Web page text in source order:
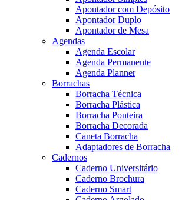
Apontador com Depósito
Apontador Duplo
Apontador de Mesa
Agendas
Agenda Escolar
Agenda Permanente
Agenda Planner
Borrachas
Borracha Técnica
Borracha Plástica
Borracha Ponteira
Borracha Decorada
Caneta Borracha
Adaptadores de Borracha
Cadernos
Caderno Universitário
Caderno Brochura
Caderno Smart